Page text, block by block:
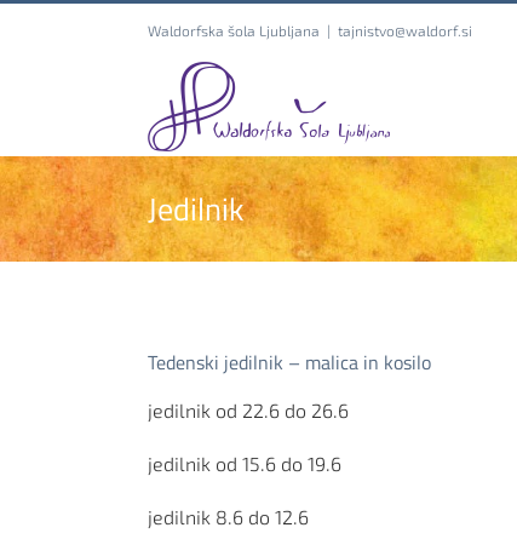
Waldorfska šola Ljubljana | tajnistvo@waldorf.si
Jedilnik
Tedenski jedilnik – malica in kosilo
jedilnik od 22.6 do 26.6
jedilnik od 15.6 do 19.6
jedilnik 8.6 do 12.6